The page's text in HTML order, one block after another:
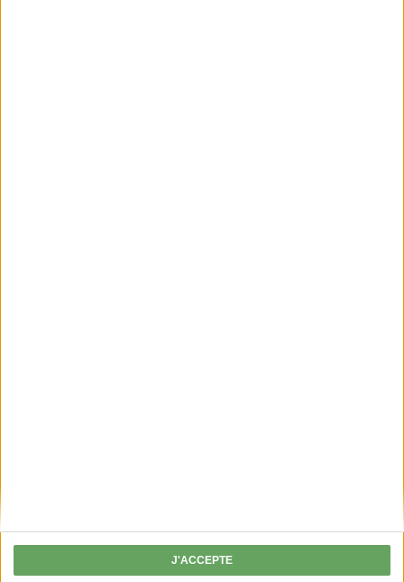
J'ACCEPTE
rurale de la